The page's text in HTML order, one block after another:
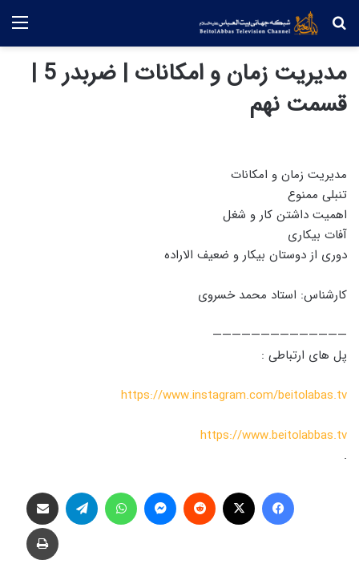
جستجو
مدیریت زمان و امکانات | ضربدر 5 |
قسمت نهم
مدیریت زمان و امکانات
تنبلی ممنوع
اهمیت داشتن کار و شغل
آفات بیکاری
دوری از دوستان بیکار و ضعیف الاراده
کارشناس: استاد محمد خسروی
——————————————
پل های ارتباطی :
https://www.instagram.com/beitolabas.tv
https://www.beitolabbas.tv
.
فیس بوک
‫رددیت